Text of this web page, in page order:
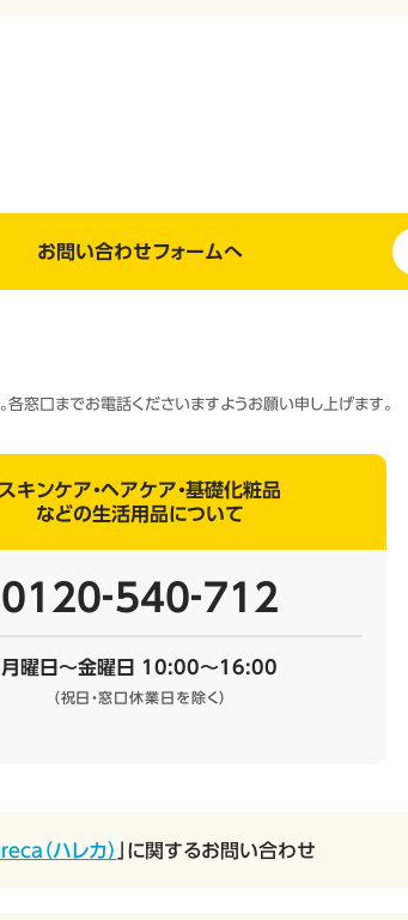
お問い合わせフォームへ
各窓口までお電話くださいますようお願い申し上げます。
スキンケア・ヘアケア・基礎化粧品
などの生活用品について
0120‐540‐712
月曜日～金曜日 10:00～16:00
（祝日・窓口休業日を除く）
（ハレカ） 」に関するお問い合わせ